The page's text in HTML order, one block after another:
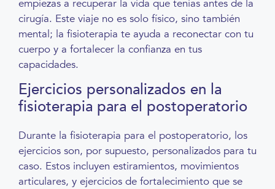
empiezas a recuperar la vida que tenías antes de la
cirugía. Este viaje no es solo físico, sino también
mental; la fisioterapia te ayuda a reconectar con tu
cuerpo y a fortalecer la confianza en tus
capacidades.
Ejercicios personalizados en la
fisioterapia para el postoperatorio
Durante la fisioterapia para el postoperatorio, los
ejercicios son, por supuesto, personalizados para tu
caso. Estos incluyen estiramientos, movimientos
articulares, y ejercicios de fortalecimiento que se